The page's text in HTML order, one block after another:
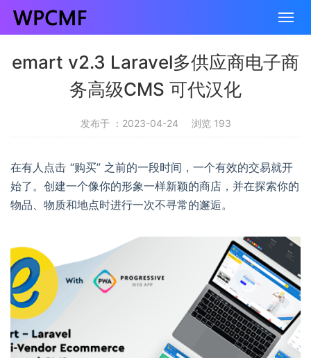
emart v2.3 Laravel多供应商电子商
务高级CMS 可代汉化
发布于 ：2023-04-24 浏览 193
在有人点击 “购买” 之前的一段时间，一个有效的交易就开
始了。创建一个像你的形象一样新颖的商店，并在探索你的
物品、物质和地点时进行一次不寻常的邂逅。